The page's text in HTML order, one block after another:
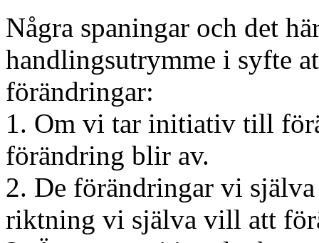
Några spaningar och det
handlingsutrymme i syfte
förändringar:
1. Om vi tar initiativ till
förändring blir av.
2. De förändringar vi
riktning vi själva vill att